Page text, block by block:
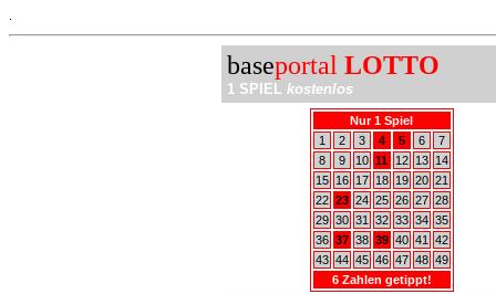
baseportal LOTTO
1 SPIEL kostenlos
Nur 1 Spiel
1
2 3 4 5 6
7
8
9 10 11 12 13
14
15
16 17 18 19 20 21
22 23 24 25 26 27 28
29 30 31 32 33 34 35
36 37 38 39 40 41
42
43 44 45 46 47 48 49
6 Zahlen getippt!